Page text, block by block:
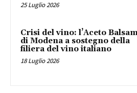
25 Luglio 2026
Crisi del vino: l’Aceto
di Modena a sostegno della
filiera del vino italiano
18 Luglio 2026